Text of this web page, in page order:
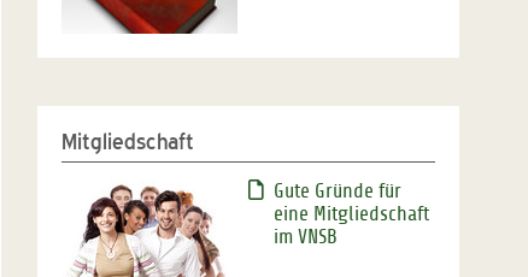
Mitgliedschaft
Gute Gründe für
eine Mitgliedschaft
im VNSB